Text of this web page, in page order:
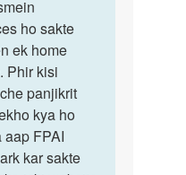
ho sakte
ek home
Phir kisi
panjikrit
kya ho
FPAI
kar sakte